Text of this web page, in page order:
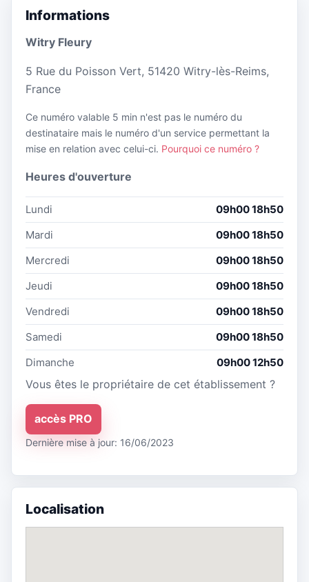
Informations
Witry Fleury
5 Rue du Poisson Vert, 51420 Witry-lès-Reims,
France
Ce numéro valable 5 min n'est pas le numéro du
destinataire mais le numéro d'un service permettant la
mise en relation avec celui-ci. Pourquoi ce numéro ?
Heures d'ouverture
Lundi
09h00 18h50
Mardi
09h00 18h50
Mercredi
09h00 18h50
Jeudi
09h00 18h50
Vendredi
09h00 18h50
Samedi
09h00 18h50
Dimanche
09h00 12h50
Vous êtes le propriétaire de cet établissement ?
accès PRO
Dernière mise à jour: 16/06/2023
Localisation